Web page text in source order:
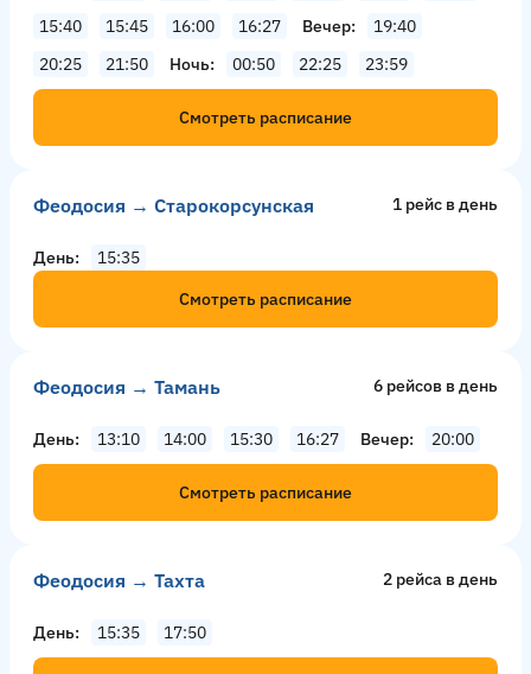
15:40
15:45 16:00 16:27 Вечер
19:40
20:25
21:50 Ночь 00:50 22:25 23:59
Смотреть расписание
Феодосия → Старокорсунская 1 рейс в день
День
15:35
Смотреть расписание
Феодосия → Тамань 6 рейсов в день
День 13:10 14:00 15:30 16:27 Вечер 20:00
Смотреть расписание
Феодосия → Тахта 2 рейсa в день
День 15:35 17:50